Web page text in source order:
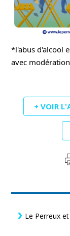
*l'abus d'alcool
avec
+ VOIR
Le Perreux